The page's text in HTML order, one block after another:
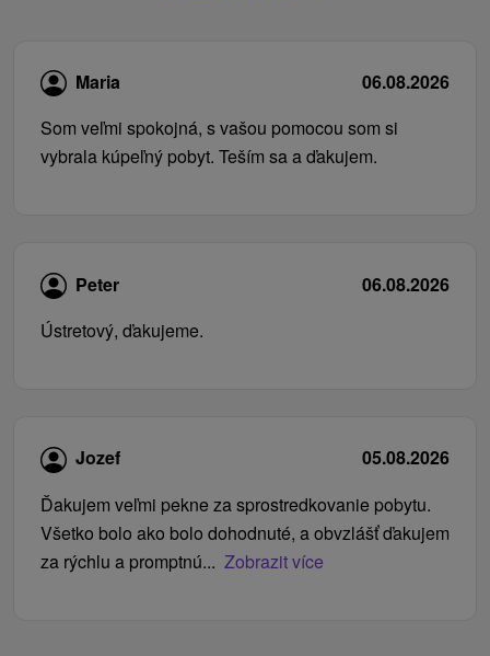
Maria
06.08.2026
Som veľmi spokojná, s vašou pomocou som si
vybrala kúpeľný pobyt. Teším sa a ďakujem.
Peter
06.08.2026
Ústretový, ďakujeme.
Jozef
05.08.2026
Ďakujem veľmi pekne za sprostredkovanie pobytu.
Všetko bolo ako bolo dohodnuté, a obvzlášť ďakujem
za rýchlu a promptnú... Zobrazit více